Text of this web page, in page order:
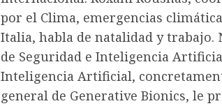
por el Clima, emergencias
Italia, habla de natalidad y trabajo.
de Seguridad e Inteligencia
Inteligencia Artificial,
general de Generative Bionics, le